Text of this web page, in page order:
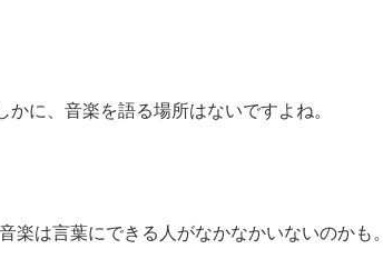
かに、音楽を語る場所はないですよね。
音楽は言葉にできる人がなかなかいないのかも。